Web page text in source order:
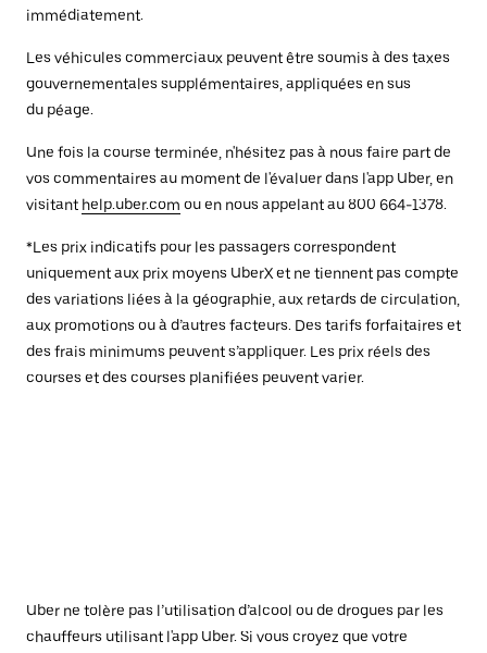
immédiatement.
Les véhicules commerciaux peuvent être soumis à des taxes
gouvernementales supplémentaires, appliquées en sus
du péage.
Une fois la course terminée, n'hésitez pas à nous faire part de
vos commentaires au moment de l'évaluer dans l'app Uber, en
visitant help.uber.com ou en nous appelant au 800 664-1378.
*Les prix indicatifs pour les passagers correspondent
uniquement aux prix moyens UberX et ne tiennent pas compte
des variations liées à la géographie, aux retards de circulation,
aux promotions ou à d’autres facteurs. Des tarifs forfaitaires et
des frais minimums peuvent s’appliquer. Les prix réels des
courses et des courses planifiées peuvent varier.
Uber ne tolère pas l’utilisation d’alcool ou de drogues par les
chauffeurs utilisant l'app Uber. Si vous croyez que votre